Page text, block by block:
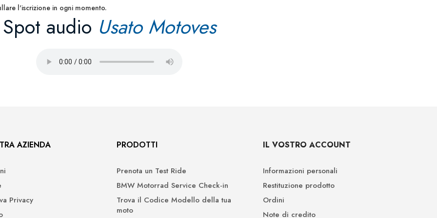
l'iscrizione in ogni momento.
Spot audio Usato Motoves
AZIENDA
Privacy
PRODOTTI
Prenota un Test Ride
BMW Motorrad Service Check-in
Trova il Codice Modello della tua
moto
IL VOSTRO ACCOUNT
Informazioni personali
Restituzione prodotto
Ordini
Note di credito